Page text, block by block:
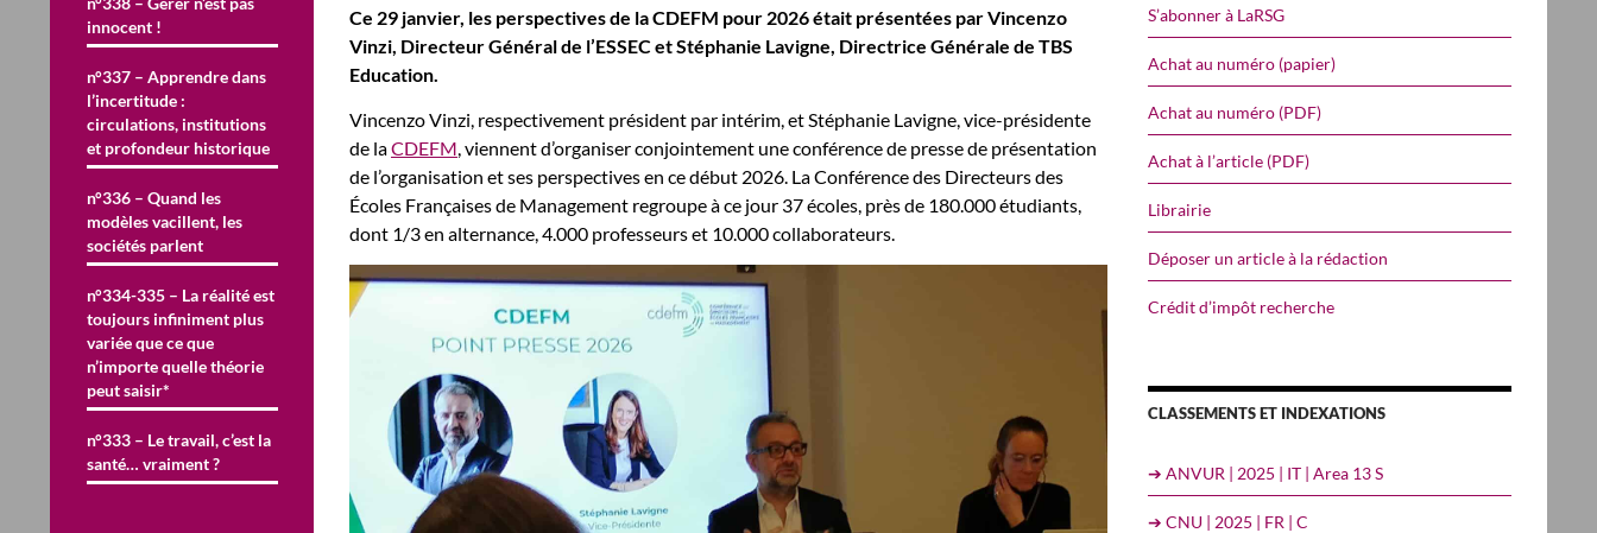
Ce 29 janvier, les perspectives de la CDEFM pour 2026 était présentées par Vincenzo
Vinzi, Directeur Général de l’ESSEC et Stéphanie Lavigne, Directrice Générale de TBS
Education.
Vincenzo Vinzi, respectivement président par intérim, et Stéphanie Lavigne, vice-présidente
de laCDEFM, viennent d’organiser conjointement une conférence de presse de présentation
de l’organisation et ses perspectives en ce début 2026. La Conférence des Directeurs des
Écoles Françaises de Management regroupe à ce jour 37 écoles, près de 180.000 étudiants,
dont 1/3 en alternance, 4.000 professeurs et 10.000 collaborateurs.
S’abonner à LaRSG
Achat au numéro (papier)
Achat au numéro (PDF)
Achat à l’article (PDF)
Librairie
Déposer un article à la rédaction
Crédit d’impôt recherche
CLASSEMENTS ET INDEXATIONS
➔ ANVUR | 2025 | IT | Area 13 S
➔ CNU | 2025 | FR | C
innocent !
n°337 – Apprendre dans
l’incertitude :
circulations, institutions
et profondeur historique
n°336 – Quand les
modèles vacillent, les
sociétés parlent
n°334-335 – La réalité est
toujours infiniment plus
variée que ce que
n’importe quelle théorie
peut saisir*
n°333 – Le travail, c’est la
santé… vraiment ?